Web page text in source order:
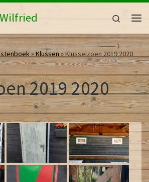
Search
»Klussen»Klusseizoen 2019 2020
2019 2020